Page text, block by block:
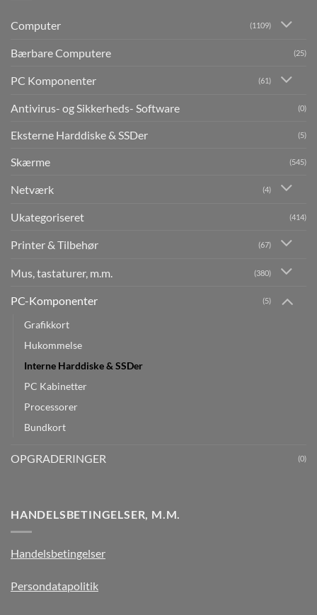
Computer (1109)
Bærbare Computere (25)
PC Komponenter (61)
Antivirus- og Sikkerheds- Software (0)
Eksterne Harddiske & SSDer (5)
Skærme (545)
Netværk (4)
Ukategoriseret (414)
Printer & Tilbehør (67)
Mus, tastaturer, m.m. (380)
PC-Komponenter (5)
Grafikkort
Hukommelse
Interne Harddiske & SSDer
PC Kabinetter
Processorer
Bundkort
OPGRADERINGER (0)
HANDELSBETINGELSER, M.M.
Handelsbetingelser
Persondatapolitik